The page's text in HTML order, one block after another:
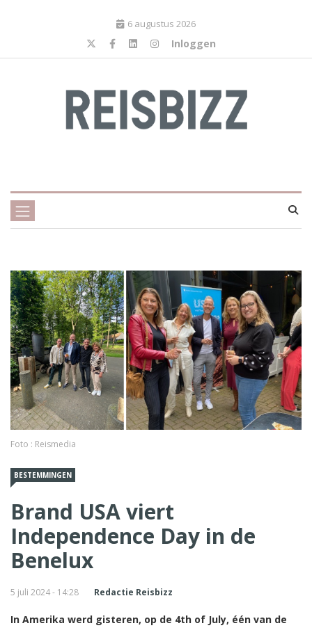
6 augustus 2026
Inloggen
Foto : Reismedia
BESTEMMINGEN
Brand USA viert
Independence Day in de
Benelux
5 juli 2024 - 14:28 Redactie Reisbizz
In Amerika werd gisteren, op de 4th of July, één van de